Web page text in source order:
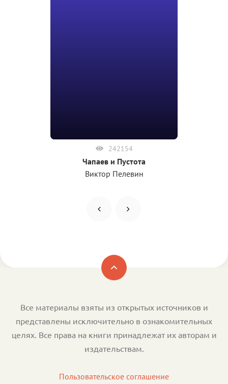
242154
Чапаев и Пустота
Виктор Пелевин
Все материалы взяты из открытых источников и
представлены исключительно в ознакомительных
целях. Все права на книги принадлежат их авторам и
издательствам.
Пользовательское соглашение